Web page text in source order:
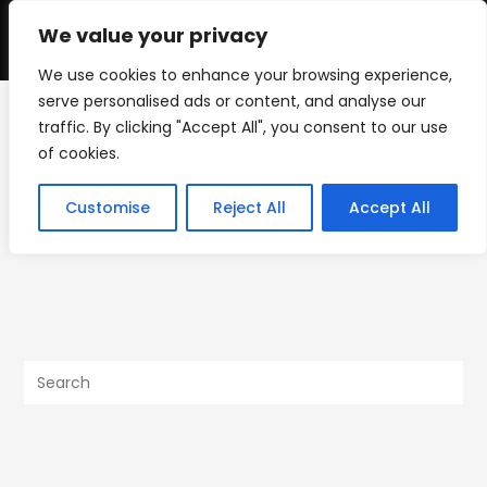
We value your privacy
We use cookies to enhance your browsing experience,
serve personalised ads or content, and analyse our
traffic. By clicking "Accept All", you consent to our use
of cookies.
Customise Reject All Accept All
Skip
IMG_1194